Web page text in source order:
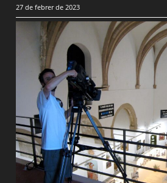
27 de febrer de 2023